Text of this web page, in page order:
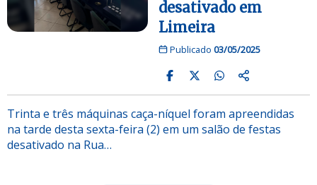
desativado em
Limeira
Publicado 03/05/2025
Trinta e três máquinas caça-níquel foram apreendidas
na tarde desta sexta-feira (2) em um salão de festas
desativado na Rua…